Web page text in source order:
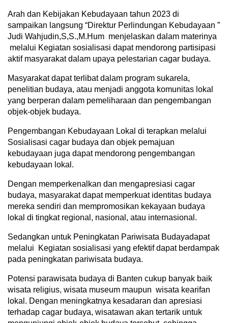
Arah dan Kebijakan Kebudayaan tahun 2023 di
sampaikan langsung “Direktur Perlindungan Kebudayaan ”
Judi Wahjudin,S,S.,M.Hum menjelaskan dalam materinya
melalui Kegiatan sosialisasi dapat mendorong partisipasi
aktif masyarakat dalam upaya pelestarian cagar budaya.
Masyarakat dapat terlibat dalam program sukarela,
penelitian budaya, atau menjadi anggota komunitas lokal
yang berperan dalam pemeliharaan dan pengembangan
objek-objek budaya.
Pengembangan Kebudayaan Lokal di terapkan melalui
Sosialisasi cagar budaya dan objek pemajuan
kebudayaan juga dapat mendorong pengembangan
kebudayaan lokal.
Dengan memperkenalkan dan mengapresiasi cagar
budaya, masyarakat dapat memperkuat identitas budaya
mereka sendiri dan mempromosikan kekayaan budaya
lokal di tingkat regional, nasional, atau internasional.
Sedangkan untuk Peningkatan Pariwisata Budayadapat
melalui Kegiatan sosialisasi yang efektif dapat berdampak
pada peningkatan pariwisata budaya.
Potensi parawisata budaya di Banten cukup banyak baik
wisata religius, wisata museum maupun wisata kearifan
lokal. Dengan meningkatnya kesadaran dan apresiasi
terhadap cagar budaya, wisatawan akan tertarik untuk